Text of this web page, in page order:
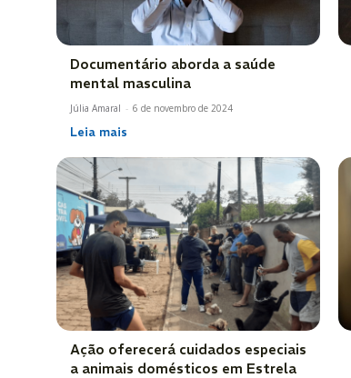
Documentário aborda a saúde
mental masculina
Júlia Amaral - 6 de novembro de 2024
Leia mais
Ação oferecerá cuidados especiais
a animais domésticos em Estrela